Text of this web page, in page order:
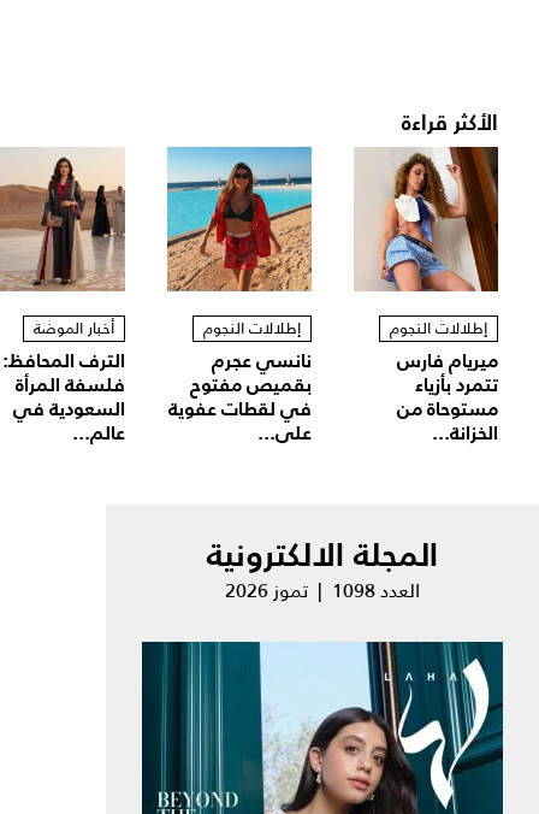
الأكثر قراءة
إطلالات النجوم
ميريام فارس
تتمرد بأزياء
مستوحاة من
الخزانة...
إطلالات النجوم
نانسي عجرم
بقميص مفتوح
في لقطات عفوية
على...
أخبار الموضة
الترف المحافظ:
فلسفة المرأة
السعودية في
عالم...
المجلة الالكترونية
العدد 1098 | تموز 2026